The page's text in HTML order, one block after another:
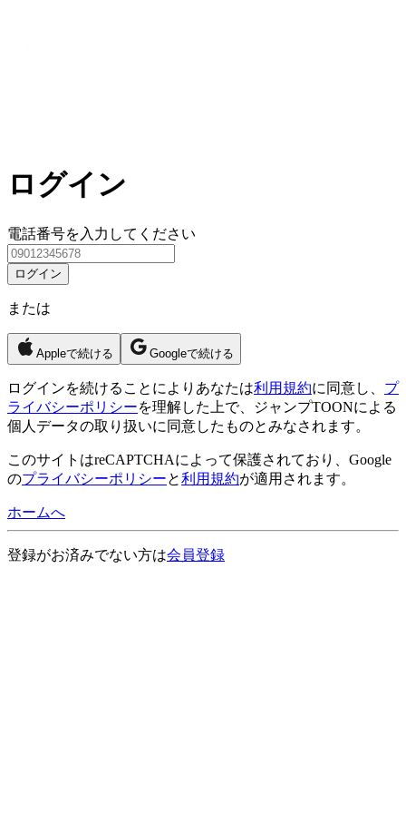
ログイン
電話番号を入力してください
ログイン
または
Appleで続ける Googleで続ける
ログインを続けることによりあなたは利用規約に同意し、 プ
ライバシーポリシーを理解した上で、ジャンプTOONによる
個人データの取り扱いに同意したものとみなされます。
このサイトはreCAPTCHAによって保護されており、Google
のプライバシーポリシーと利用規約が適用されます。
ホームへ
登録がお済みでない方は会員登録